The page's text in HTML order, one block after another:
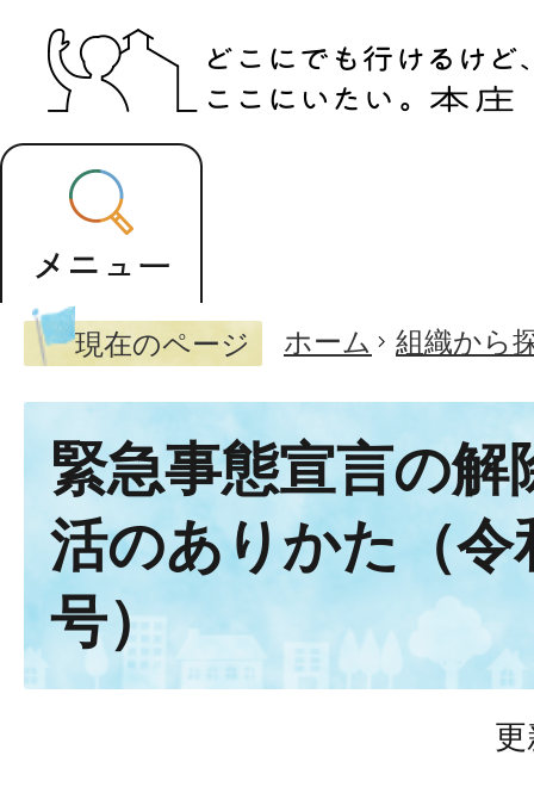
現在のページ ホーム 組織から
緊急事態宣言の解
活のありかた（
号）